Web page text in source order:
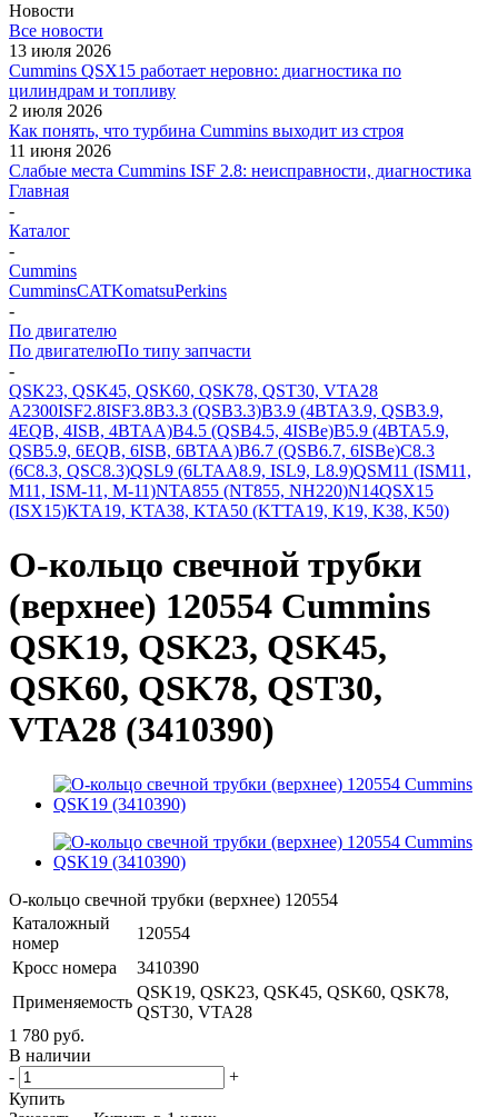
Новости
Все новости
13 июля 2026
Cummins QSX15 работает неровно: диагностика по
цилиндрам и топливу
2 июля 2026
Как понять, что турбина Cummins выходит из строя
11 июня 2026
Слабые места Cummins ISF 2.8: неисправности, диагностика
Главная
-
Каталог
-
Cummins
CumminsCATKomatsuPerkins
-
По двигателю
По двигателюПо типу запчасти
-
QSK23, QSK45, QSK60, QSK78, QST30, VTA28
A2300ISF2.8ISF3.8B3.3 (QSB3.3)B3.9 (4BTA3.9, QSB3.9,
4EQB, 4ISB, 4BTAA)B4.5 (QSB4.5, 4ISBe)B5.9 (4BTA5.9,
QSB5.9, 6EQB, 6ISB, 6BTAA)B6.7 (QSB6.7, 6ISBe)C8.3
(6C8.3, QSC8.3)QSL9 (6LTAA8.9, ISL9, L8.9)QSM11 (ISM11,
M11, ISM-11, M-11)NTA855 (NT855, NH220)N14QSX15
(ISX15)KTA19, KTA38, KTA50 (KTTA19, K19, K38, K50)
О-кольцо свечной трубки
(верхнее) 120554 Cummins
QSK19, QSK23, QSK45,
QSK60, QSK78, QST30,
VTA28 (3410390)
О-кольцо свечной трубки (верхнее) 120554
Каталожный
номер
120554
Кросс номера
3410390
Применяемость
QSK19, QSK23, QSK45, QSK60, QSK78,
QST30, VTA28
1 780 руб.
В наличии
-
+
Купить